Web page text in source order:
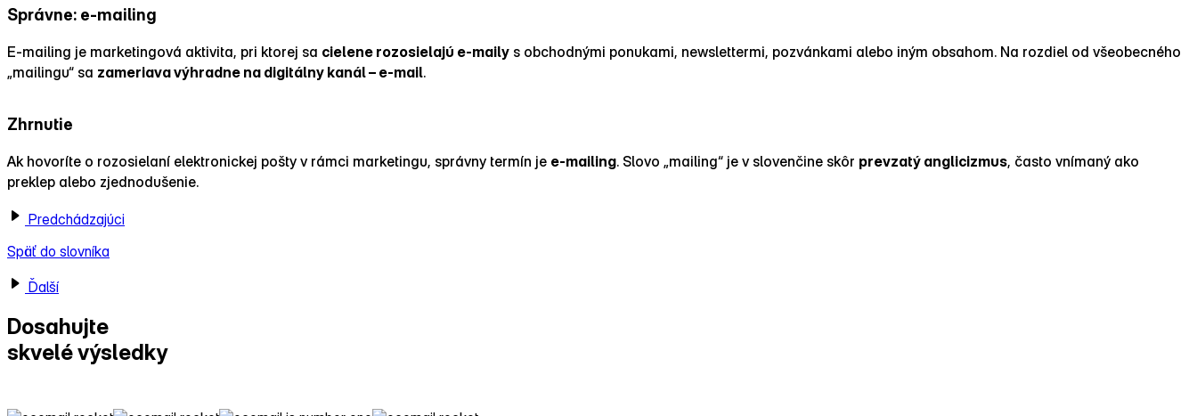
Správne: e‑mailing
E‑mailing je marketingová aktivita, pri ktorej sa cielene rozosielajú e‑maily s obchodnými ponukami, newslettermi, pozvánkami alebo iným obsahom. Na rozdiel od všeobecného
„mailingu“ sa zameriava výhradne na digitálny kanál – e‑mail.
Zhrnutie
Ak hovoríte o rozosielaní elektronickej pošty v rámci marketingu, správny termín je e‑mailing. Slovo „mailing“ je v slovenčine skôr prevzatý anglicizmus, často vnímaný ako
preklep alebo zjednodušenie.
Predchádzajúci
Späť do slovníka
Ďalší
Dosahujte
skvelé výsledky